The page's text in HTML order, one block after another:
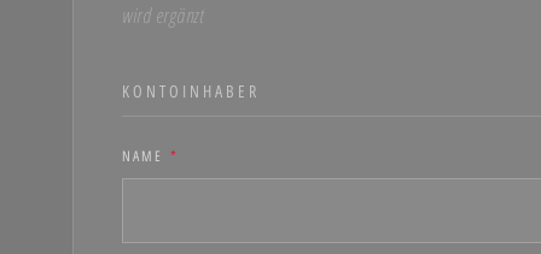
wird ergänzt
KONTOINHABER
NAME *